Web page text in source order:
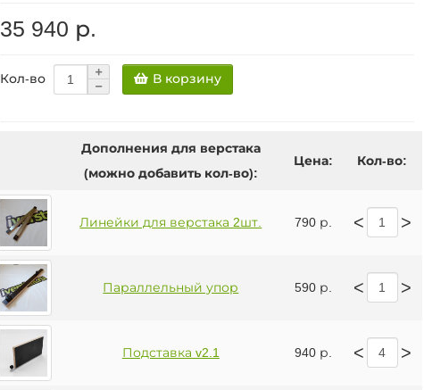
35 940 р.
Кол-во В корзину
Дополнения для верстака
(можно добавить кол-во):
Цена: Кол-во:
Линейки для верстака 2шт. 790 р. < >
Параллельный упор 590 р. < >
Подставка v2.1 940 р. < >